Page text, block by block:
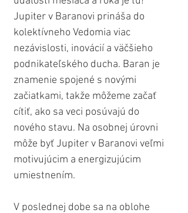
Jupiter v Baranovi prináša do
kolektívneho Vedomia viac
nezávislosti, inovácií a väčšieho
podnikateľského ducha. Baran je
znamenie spojené s novými
začiatkami, takže môžeme začať
cítiť, ako sa veci posúvajú do
nového stavu. Na osobnej úrovni
môže byť Jupiter v Baranovi veľmi
motivujúcim a energizujúcim
umiestnením.
V poslednej dobe sa na oblohe